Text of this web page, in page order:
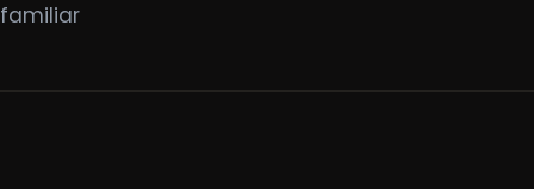
familiar